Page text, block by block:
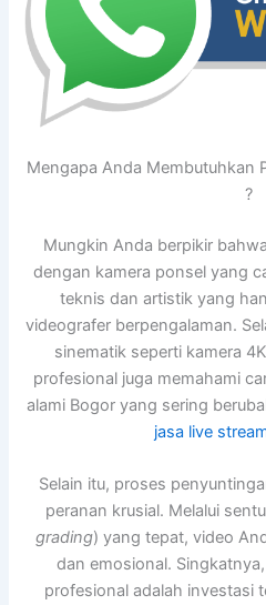
Mengapa Anda Membutuhkan
?
Mungkin Anda berpikir
dengan kamera ponsel yang
teknis dan artistik yang
videografer berpengalaman.
sinematik seperti kamera
profesional juga memahami
alami Bogor yang sering
jasa live
Selain itu, proses
peranan krusial. Melalui
grading) yang tepat, video
dan emosional.
profesional adalah investasi